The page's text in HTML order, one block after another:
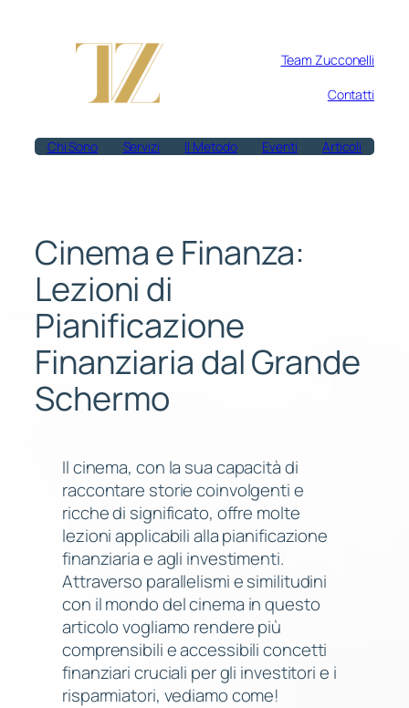
Team Zucconelli
Contatti
Chi Sono Servizi Il Metodo Eventi Articoli
Cinema e Finanza:
Lezioni di
Pianificazione
Finanziaria dal Grande
Schermo
Il cinema, con la sua capacità di
raccontare storie coinvolgenti e
ricche di significato, offre molte
lezioni applicabili alla pianificazione
finanziaria e agli investimenti.
Attraverso parallelismi e similitudini
con il mondo del cinema in questo
articolo vogliamo rendere più
comprensibili e accessibili concetti
finanziari cruciali per gli investitori e i
risparmiatori, vediamo come!